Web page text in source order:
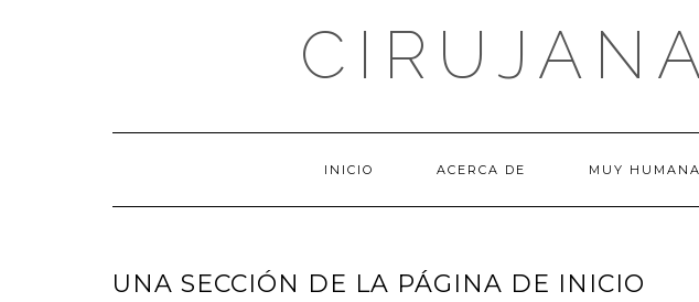
INICIO ACERCA DE MUY HUMANA
UNA SECCIÓN DE LA PÁGINA DE INICIO